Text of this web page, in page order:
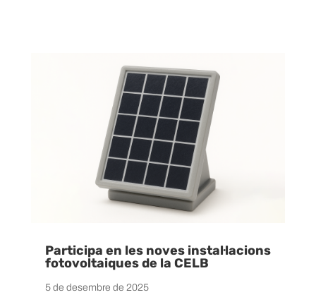
Participa en les noves instal·lacions
fotovoltaiques de la CELB
5 de desembre de 2025